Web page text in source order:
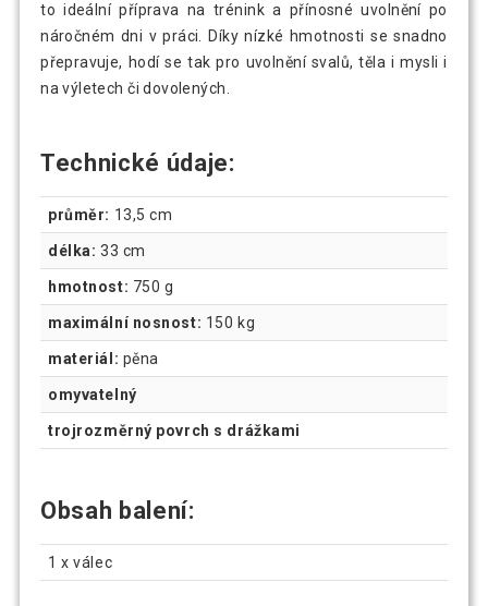
to ideální příprava na trénink a přínosné uvolnění po
náročném dni v práci. Díky nízké hmotnosti se snadno
přepravuje, hodí se tak pro uvolnění svalů, těla i mysli i
na výletech či dovolených.
Technické údaje:
průměr: 13,5 cm
délka: 33 cm
hmotnost: 750 g
maximální nosnost: 150 kg
materiál: pěna
omyvatelný
trojrozměrný povrch s drážkami
Obsah balení:
1 x válec